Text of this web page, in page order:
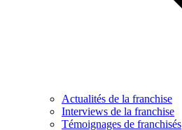
Actualités de la franchise
Interviews de la franchise
Témoignages de franchisés